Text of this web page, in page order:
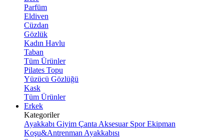
Parfüm
Eldiven
Cüzdan
Gözlük
Kadın Havlu
Taban
Tüm Ürünler
Pilates Topu
Yüzücü Gözlüğü
Kask
Tüm Ürünler
Erkek
Kategoriler
Ayakkabı Giyim Çanta Aksesuar Spor Ekipman
Koşu&Antrenman Ayakkabısı